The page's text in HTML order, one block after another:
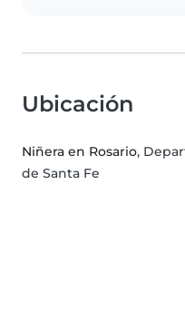
Ubicación
Niñera en Rosario,
de Santa Fe